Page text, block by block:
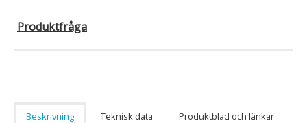
Produktfråga
Beskrivning Teknisk data Produktblad och länkar